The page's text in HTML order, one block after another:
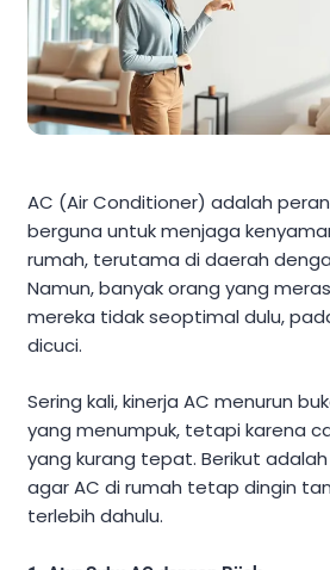
AC (Air Conditioner) adalah
berguna untuk menjaga
rumah, terutama di daerah
Namun, banyak orang yang
mereka tidak seoptimal dulu,
dicuci.
Sering kali, kinerja AC menurun
yang menumpuk, tetapi karena
yang kurang tepat. Berikut
agar AC di rumah tetap dingin
terlebih dahulu.